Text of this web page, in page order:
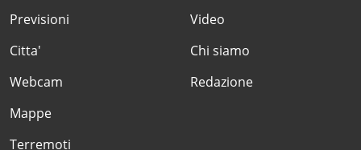
Previsioni
Citta'
Webcam
Mappe
Terremoti
Video
Chi siamo
Redazione